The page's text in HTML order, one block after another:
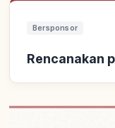
Bersponsor
Rencanakan